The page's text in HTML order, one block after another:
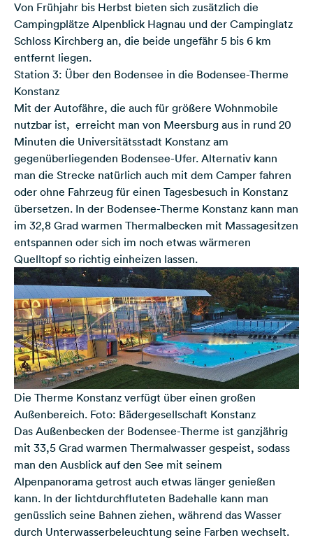
Von Frühjahr bis Herbst bieten sich zusätzlich die
Campingplätze Alpenblick Hagnau und der Campinglatz
Schloss Kirchberg an, die beide ungefähr 5 bis 6 km
entfernt liegen.
Station 3: Über den Bodensee in die Bodensee-Therme
Konstanz
Mit der Autofähre, die auch für größere Wohnmobile
nutzbar ist, erreicht man von Meersburg aus in rund 20
Minuten die Universitätsstadt Konstanz am
gegenüberliegenden Bodensee-Ufer. Alternativ kann
man die Strecke natürlich auch mit dem Camper fahren
oder ohne Fahrzeug für einen Tagesbesuch in Konstanz
übersetzen. In der Bodensee-Therme Konstanz kann man
im 32,8 Grad warmen Thermalbecken mit Massagesitzen
entspannen oder sich im noch etwas wärmeren
Quelltopf so richtig einheizen lassen.
Die Therme Konstanz verfügt über einen großen
Außenbereich. Foto: Bädergesellschaft Konstanz
Das Außenbecken der Bodensee-Therme ist ganzjährig
mit 33,5 Grad warmen Thermalwasser gespeist, sodass
man den Ausblick auf den See mit seinem
Alpenpanorama getrost auch etwas länger genießen
kann. In der lichtdurchfluteten Badehalle kann man
genüsslich seine Bahnen ziehen, während das Wasser
durch Unterwasserbeleuchtung seine Farben wechselt.